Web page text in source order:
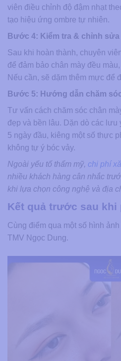
viên điều chỉnh độ đậm nhạt
tạo hiệu ứng ombre tự nhiên.
Bước 4: Kiểm tra & chỉnh sửa
Sau khi hoàn thành, chuyên
để đảm bảo chân mày đều
Nếu cần, sẽ dặm thêm mực để
Bước 5: Hướng dẫn chăm
Tư vấn cách chăm sóc chân
đẹp và bền lâu. Dặn dò các
5 ngày đầu, kiêng một số thực
không tự ý bóc vảy.
Ngoài yếu tố thẩm mỹ, chi phí
nhiều khách hàng cân nhắc
khi lựa chọn công nghệ và địa
Kết quả trước sau khi
Cùng điểm qua một số hình
TMV Ngọc Dung.